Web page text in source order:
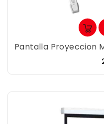
Pantalla Proyeccion